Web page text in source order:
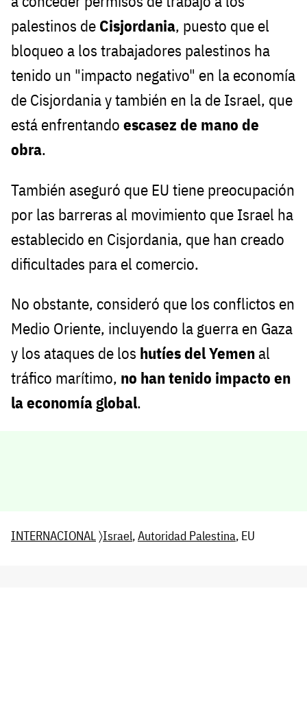
palestinos de Cisjordania, puesto que el
bloqueo a los trabajadores palestinos ha
tenido un "impacto negativo" en la economía
de Cisjordania y también en la de Israel, que
está enfrentando escasez de mano de
obra.
También aseguró que EU tiene preocupación
por las barreras al movimiento que Israel ha
establecido en Cisjordania, que han creado
dificultades para el comercio.
No obstante, consideró que los conflictos en
Medio Oriente, incluyendo la guerra en Gaza
y los ataques de los hutíes del Yemen al
tráfico marítimo, no han tenido impacto en
la economía global.
INTERNACIONAL〉Israel,Autoridad Palestina, EU